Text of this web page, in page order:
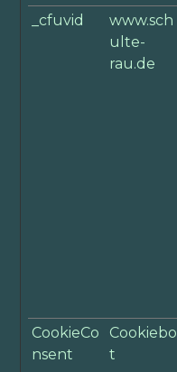
_cfuvid
www.sch
ulte-
rau.de
CookieCo
nsent
Cookiebo
t